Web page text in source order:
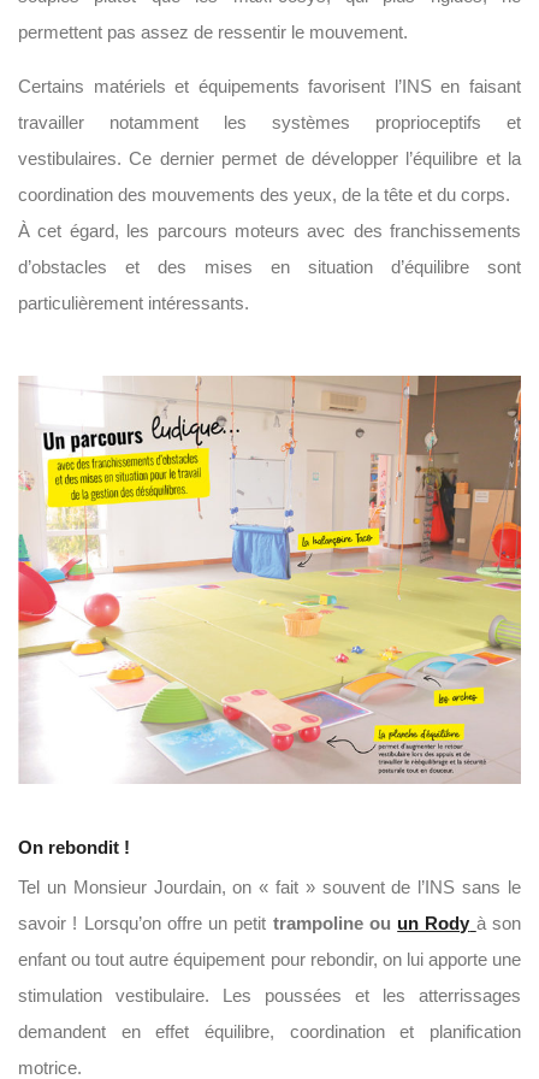
permettent pas assez de ressentir le mouvement.
Certains matériels et équipements favorisent l’INS en faisant
travailler notamment les systèmes proprioceptifs et
vestibulaires. Ce dernier permet de développer l’équilibre et la
coordination des mouvements des yeux, de la tête et du corps.
À cet égard, les parcours moteurs avec des franchissements
d’obstacles et des mises en situation d’équilibre sont
particulièrement intéressants.
On rebondit !
Tel un Monsieur Jourdain, on « fait » souvent de l’INS sans le
savoir ! Lorsqu’on offre un petit trampoline ou un Rody à son
enfant ou tout autre équipement pour rebondir, on lui apporte une
stimulation vestibulaire. Les poussées et les atterrissages
demandent en effet équilibre, coordination et planification
motrice.